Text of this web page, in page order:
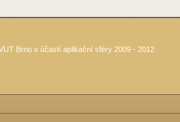
Brno s účastí aplikační sféry 2009 - 2012